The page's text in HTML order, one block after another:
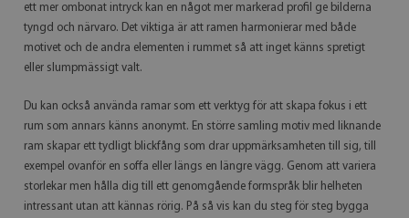
ett mer ombonat intryck kan en något mer markerad profil ge bilderna
tyngd och närvaro. Det viktiga är att ramen harmonierar med både
motivet och de andra elementen i rummet så att inget känns spretigt
eller slumpmässigt valt.
Du kan också använda ramar som ett verktyg för att skapa fokus i ett
rum som annars känns anonymt. En större samling motiv med liknande
ram skapar ett tydligt blickfång som drar uppmärksamheten till sig, till
exempel ovanför en soffa eller längs en längre vägg. Genom att variera
storlekar men hålla dig till ett genomgående formspråk blir helheten
intressant utan att kännas rörig. På så vis kan du steg för steg bygga